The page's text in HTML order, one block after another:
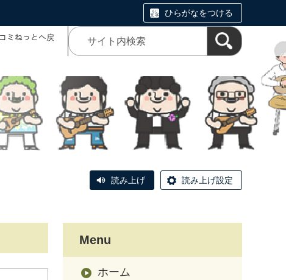
ひらがなをつける
ミねっとへ戻
読み上げ 読み上げ設定
Menu
ホーム